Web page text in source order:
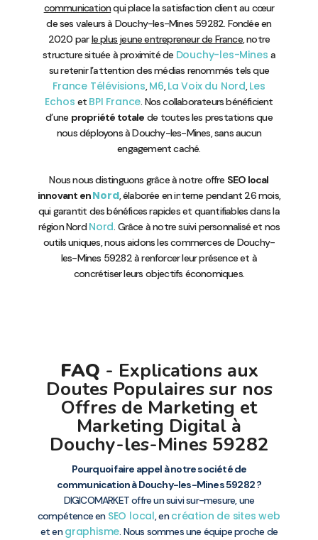
communicationqui place la satisfaction client au cœur
de ses valeurs à Douchy-les-Mines 59282. Fondée en
2020 parle plus jeune entrepreneur de France, notre
structure située à proximité de Douchy-les-Mines a
su retenir l’attention des médias renommés tels que
France Télévisions,M6,La Voix du Nord,Les
Echos et BPI France. Nos collaborateurs bénéficient
d’une propriété totale de toutes les prestations que
nous déployons à Douchy-les-Mines, sans aucun
engagement caché.
Nous nous distinguons grâce à notre offre SEO local
innovant enNord, élaborée en interne pendant 26 mois,
qui garantit des bénéfices rapides et quantifiables dans la
région NordNord. Grâce à notre suivi personnalisé et nos
outils uniques, nous aidons les commerces de Douchy-
les-Mines 59282 à renforcer leur présence et à
concrétiser leurs objectifs économiques.
FAQ - Explications aux
Doutes Populaires sur nos
Offres de Marketing et
Marketing Digital à
Douchy-les-Mines 59282
Pourquoi faire appel à notre société de
communication à Douchy-les-Mines 59282 ?
DIGICOMARKET offre un suivi sur-mesure, une
compétence en SEO local, encréation de sites web
et engraphisme. Nous sommes une équipe proche de